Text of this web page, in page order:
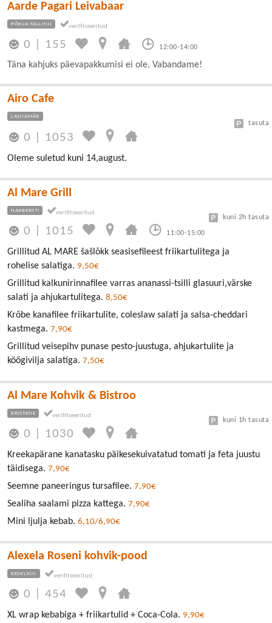
Aarde Pagari Leivabaar
PÕHJA-TALLINN
0 155 12:00-14:00
Täna kahjuks päevapakkumisi ei ole. Vabandame!
Airo Cafe
LASNAMÄE
0 1053
tasuta
Oleme suletud kuni 14,august.
Al Mare Grill
HAABERSTI
0 1015 11:00-15:00
kuni 2h tasuta
Grillitud AL MARE šašlõkk seasisefileest friikartulitega ja
rohelise salatiga. 9,50€
Grillitud kalkunirinnafilee varras ananassi-tsilli glasuuri,värske
salati ja ahjukartulitega. 8,50€
Krõbe kanafilee friikartulite, coleslaw salati ja salsa-cheddari
kastmega. 7,90€
Grillitud veisepihv punase pesto-juustuga, ahjukartulite ja
köögivilja salatiga. 7,50€
Al Mare Kohvik & Bistroo
KRISTIINE
0 1030
kuni 1h tasuta
Kreekapärane kanatasku päikesekuivatatud tomati ja feta juustu
täidisega. 7,90€
Seemne paneeringus tursafilee. 7,90€
Sealiha saalami pizza kattega. 7,90€
Mini ljulja kebab. 6,10/6,90€
Alexela Roseni kohvik-pood
KESKLINN
0 |454
XL wrap kebabiga + friikartulid + Coca-Cola. 9,90€